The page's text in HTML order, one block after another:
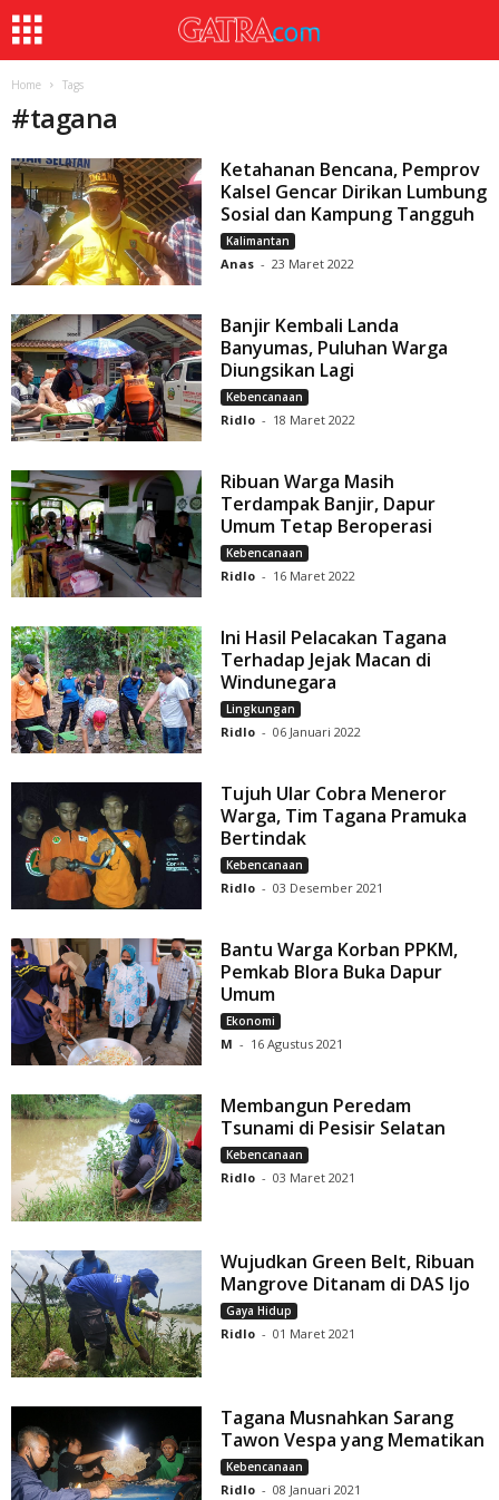
Home Tags
#tagana
Ketahanan Bencana, Pemprov
Kalsel Gencar Dirikan Lumbung
Sosial dan Kampung Tangguh
Kalimantan
Anas - 23 Maret 2022
Banjir Kembali Landa
Banyumas, Puluhan Warga
Diungsikan Lagi
Kebencanaan
Ridlo - 18 Maret 2022
Ribuan Warga Masih
Terdampak Banjir, Dapur
Umum Tetap Beroperasi
Kebencanaan
Ridlo - 16 Maret 2022
Ini Hasil Pelacakan Tagana
Terhadap Jejak Macan di
Windunegara
Lingkungan
Ridlo - 06 Januari 2022
Tujuh Ular Cobra Meneror
Warga, Tim Tagana Pramuka
Bertindak
Kebencanaan
Ridlo - 03 Desember 2021
Bantu Warga Korban PPKM,
Pemkab Blora Buka Dapur
Umum
Ekonomi
M - 16 Agustus 2021
Membangun Peredam
Tsunami di Pesisir Selatan
Kebencanaan
Ridlo - 03 Maret 2021
Wujudkan Green Belt, Ribuan
Mangrove Ditanam di DAS Ijo
Gaya Hidup
Ridlo - 01 Maret 2021
Tagana Musnahkan Sarang
Tawon Vespa yang Mematikan
Kebencanaan
Ridlo - 08 Januari 2021